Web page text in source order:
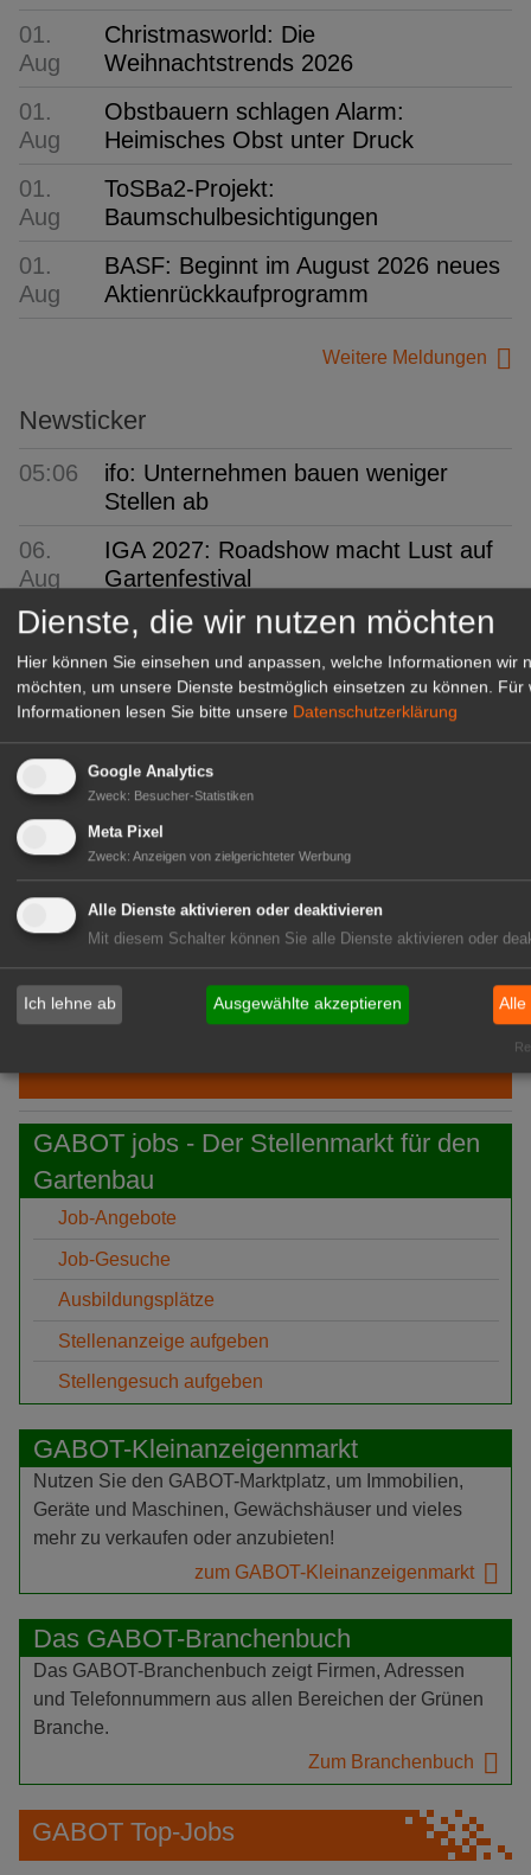
01.
Aug
Christmasworld: Die
Weihnachtstrends 2026
01.
Aug
Obstbauern schlagen Alarm:
Heimisches Obst unter Druck
01.
Aug
ToSBa2-Projekt:
Baumschulbesichtigungen
01.
Aug
BASF: Beginnt im August 2026 neues
Aktienrückkaufprogramm
Weitere Meldungen
Newsticker
05:06
ifo: Unternehmen bauen weniger
Stellen ab
06.
Aug
IGA 2027: Roadshow macht Lust auf
Gartenfestival
06.
Aug
BdS: Neue Version der
Staudendatenbank
06.
BfR, MRI und BZfE: Aus drei mach
06.
Philadelphia: 55. Fleuroselect-
Convention
06. Aug Javo: Stellt Javo Orange vor
06. Aug PKM: Ein neues Kapitel beginnt
Aug
Gartenbauliche Fachberatung
GABOT jobs - Der Stellenmarkt für den
Gartenbau
Job-Angebote
Job-Gesuche
Ausbildungsplätze
Stellenanzeige aufgeben
Stellengesuch aufgeben
GABOT-Kleinanzeigenmarkt
Nutzen Sie den GABOT-Marktplatz, um Immobilien,
Geräte und Maschinen, Gewächshäuser und vieles
mehr zu verkaufen oder anzubieten!
zum GABOT-Kleinanzeigenmarkt
Das GABOT-Branchenbuch
Das GABOT-Branchenbuch zeigt Firmen, Adressen
und Telefonnummern aus allen Bereichen der Grünen
Branche.
Zum Branchenbuch
GABOT Top-Jobs
Dienste, die wir nutzen möchten
Hier können Sie einsehen und anpassen, welche Informationen wir
möchten, um unsere Dienste bestmöglich einsetzen zu können. Für
Informationen lesen Sie bitte unsere Datenschutzerklärung
Google Analytics
Zweck: Besucher-Statistiken
Meta Pixel
Zweck: Anzeigen von zielgerichteter Werbung
Alle Dienste aktivieren oder deaktivieren
Mit diesem Schalter können Sie alle Dienste aktivieren oder
Ich lehne ab Ausgewählte akzeptieren Alle